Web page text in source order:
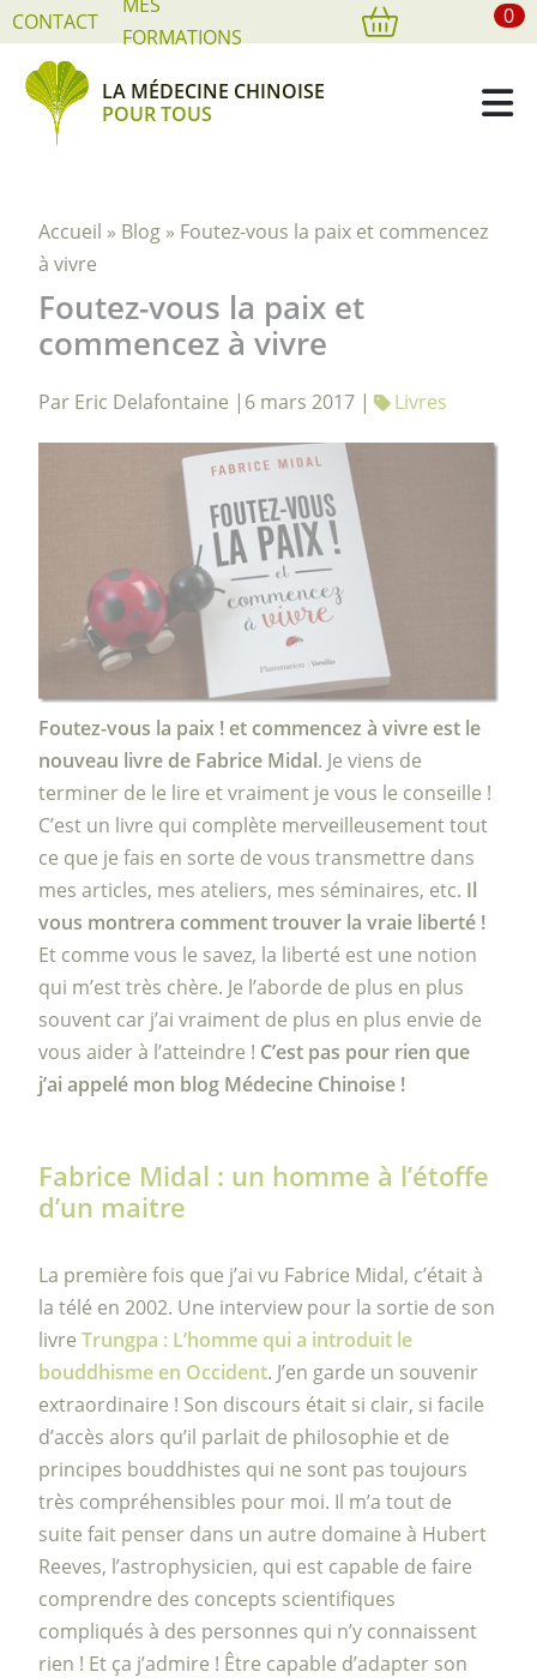
CONTACT
FORMATIONS
0
LA MÉDECINE CHINOISE
POUR TOUS
Accueil » Blog » Foutez-vous la paix et commencez
à vivre
Foutez-vous la paix et
commencez à vivre
Par Eric Delafontaine | 6 mars 2017 | Livres
Foutez-vous la paix ! et commencez à vivre est le
nouveau livre de Fabrice Midal. Je viens de
terminer de le lire et vraiment je vous le conseille !
C’est un livre qui complète merveilleusement tout
ce que je fais en sorte de vous transmettre dans
mes articles, mes ateliers, mes séminaires, etc. Il
vous montrera comment trouver la vraie liberté !
Et comme vous le savez, la liberté est une notion
qui m’est très chère. Je l’aborde de plus en plus
souvent car j’ai vraiment de plus en plus envie de
vous aider à l’atteindre ! C’est pas pour rien que
j’ai appelé mon blog Médecine Chinoise !
Fabrice Midal : un homme à l’étoffe
d’un maitre
La première fois que j’ai vu Fabrice Midal, c’était à
la télé en 2002. Une interview pour la sortie de son
livreTrungpa : L’homme qui a introduit le
bouddhisme en Occident. J’en garde un souvenir
extraordinaire ! Son discours était si clair, si facile
d’accès alors qu’il parlait de philosophie et de
principes bouddhistes qui ne sont pas toujours
très compréhensibles pour moi. Il m’a tout de
suite fait penser dans un autre domaine à Hubert
Reeves, l’astrophysicien, qui est capable de faire
comprendre des concepts scientifiques
compliqués à des personnes qui n’y connaissent
rien ! Et ça j’admire ! Être capable d’adapter son
Cookies management panel